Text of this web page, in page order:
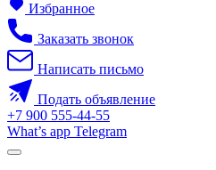
Избранное
Заказать звонок
Написать письмо
Подать объявление
+7 900 555-44-55
What’s app Telegram